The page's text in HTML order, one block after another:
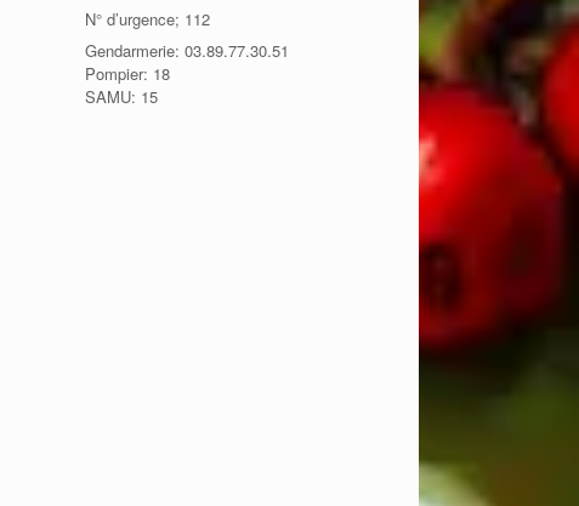
N° d’urgence; 112
Gendarmerie: 03.89.77.30.51
Pompier: 18
SAMU: 15